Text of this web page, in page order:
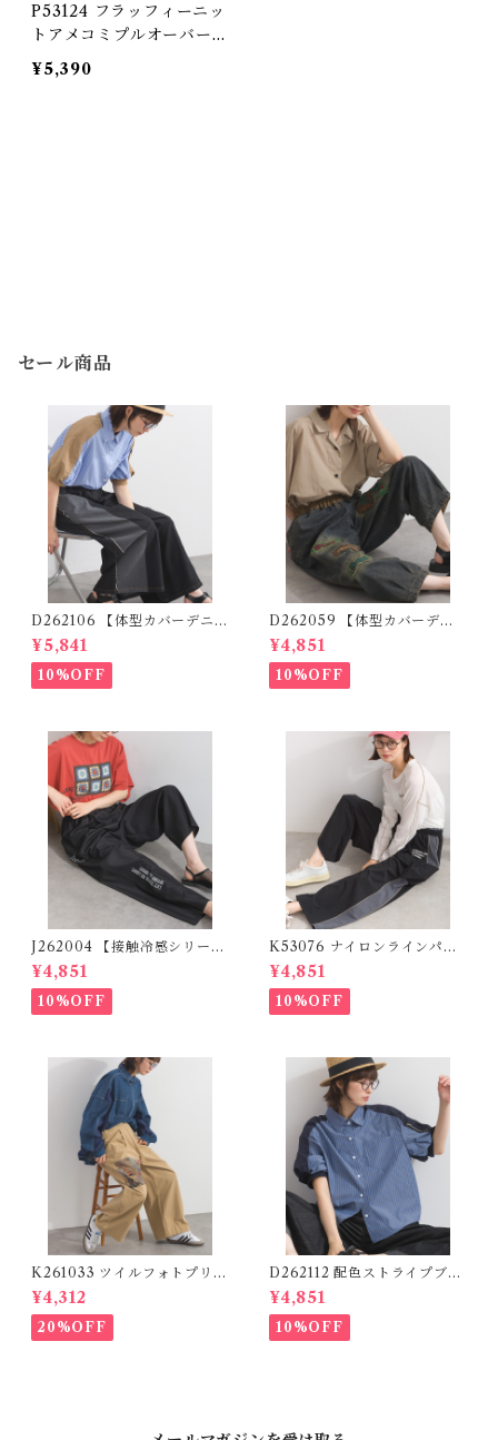
P53124 フラッフィーニッ
トアメコミプルオーバー /
Fluffy Knit American C
omic Pullover
¥5,390
セール商品
D262106 【体型カバーデニム
シリーズ】 デニム切替ワイド
パンツ / Denim Panel Wide
Pants
¥5,841
10%OFF
D262059 【体型カバーデニ
ムシリーズ】 パッチワークロ
ゴデニムパンツ / Patchwork
Logo Denim Pants
¥4,851
10%OFF
J262004 【接触冷感シリー
ズ】 ツイルワーク風ロゴパン
ツ / Cool Touch Twill Work
Logo Pants (残りわずか)
¥4,851
10%OFF
K53076 ナイロンラインパン
ツ / Nylon Line Pants (残り
わずか)
¥4,851
10%OFF
K261033 ツイルフォトプリン
トイージーテーパードパンツ /
Twill Photo Print Easy Tap
ered Pants
¥4,312
20%OFF
D262112 配色ストライプブラ
ウス / Color Block Stripe R
elaxed Blouse 【re-stock】
¥4,851
10%OFF